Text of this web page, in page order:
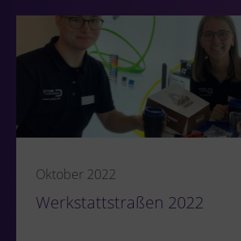
Oktober 2022
Werkstattstraßen 2022